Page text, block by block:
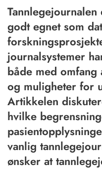
godt egnet som
journalsystemer
både med
og muligheter for
Artikkelen
hvilke
vanlig
ønsker at